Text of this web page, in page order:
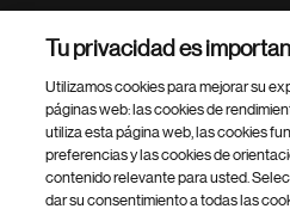
Footer Site Search
Tu privacidad es
Utilizamos cookies para mejorar su
páginas web: las cookies de
utiliza esta página web, las cookies
preferencias y las cookies de
contenido relevante para usted.
dar su consentimiento a todas las